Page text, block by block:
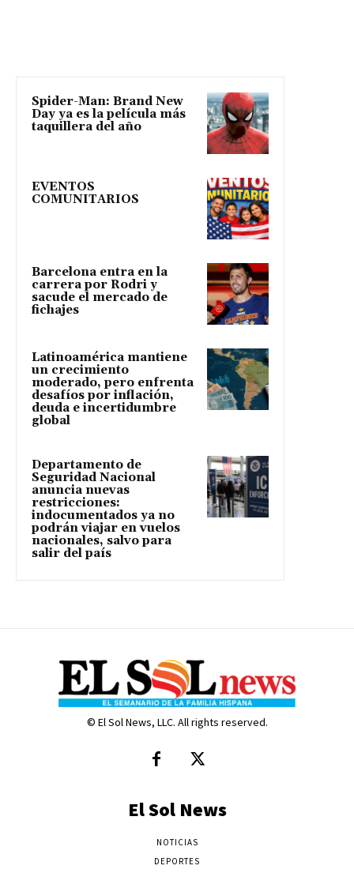
Spider-Man: Brand New
Day ya es la película más
taquillera del año
EVENTOS
COMUNITARIOS
Barcelona entra en la
carrera por Rodri y
sacude el mercado de
fichajes
Latinoamérica mantiene
un crecimiento
moderado, pero enfrenta
desafíos por inflación,
deuda e incertidumbre
global
Departamento de
Seguridad Nacional
anuncia nuevas
restricciones:
indocumentados ya no
podrán viajar en vuelos
nacionales, salvo para
salir del país
© El Sol News, LLC. All rights reserved.
El Sol News
NOTICIAS
DEPORTES